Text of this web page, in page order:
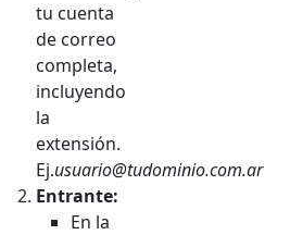
tu cuenta
de correo
completa,
incluyendo
la
extensión.
Ej.usuario@tudominio.com.ar
Entrante:
En la